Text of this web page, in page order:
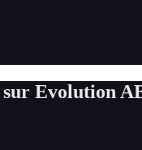
Evolution